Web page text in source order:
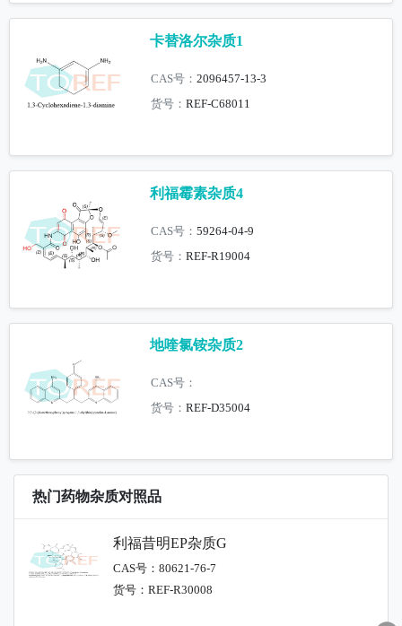
卡替洛尔杂质1
CAS号：2096457-13-3
货号：REF-C68011
利福霉素杂质4
CAS号：59264-04-9
货号：REF-R19004
地喹氯铵杂质2
CAS号：
货号：REF-D35004
热门药物杂质对照品
利福昔明EP杂质G
CAS号：80621-76-7
货号：REF-R30008